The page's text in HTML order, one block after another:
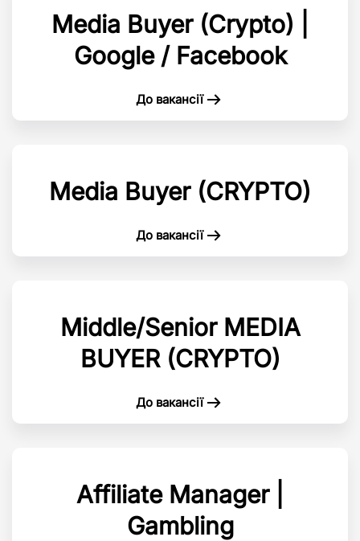
Media Buyer (Crypto) |
Google / Facebook
До вакансії
Media Buyer (CRYPTO)
До вакансії
Middle/Senior MEDIA
BUYER (CRYPTO)
До вакансії
Affiliate Manager |
Gambling